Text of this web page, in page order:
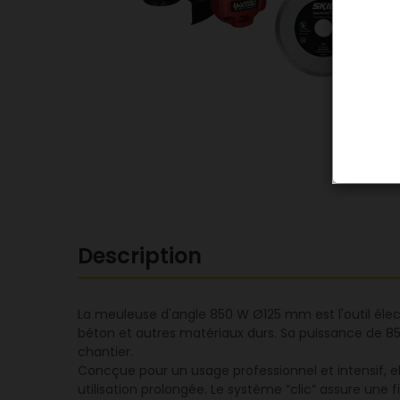
Description
La meuleuse d'angle 850 W Ø125 mm est l'outil
béton et autres matériaux durs. Sa puissance de
chantier.
Concçue pour un usage professionnel et intensif,
utilisation prolongée. Le système “clic” assure